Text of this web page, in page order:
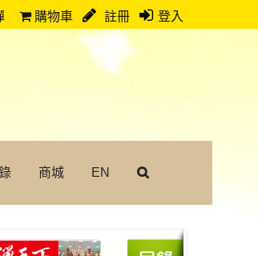
購物車 註冊 登入
商城 EN